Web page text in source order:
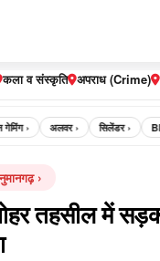
कला व संस्कृति अपराध (Crime)
› अलवर › सिलेंडर ›
तहसील में सड़क